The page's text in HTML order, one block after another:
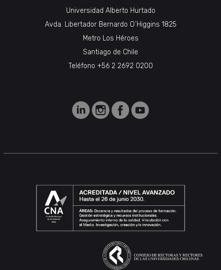
Universidad Alberto Hurtado
Avda. Libertador Bernardo O´Higgins 1825
Metro Los Héroes
Santiago de Chile
Teléfono +56 2 2692 0200